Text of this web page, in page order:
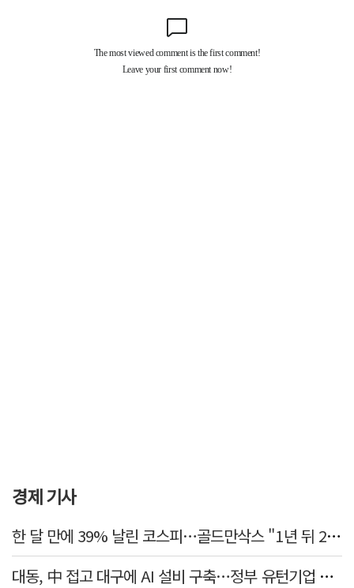
경제 기사
한 달 만에 39% 날린 코스피…골드만삭스 "1년 뒤 2배" 예상, 왜?
대동, 中 접고 대구에 AI 설비 구축…정부 유턴기업 선정